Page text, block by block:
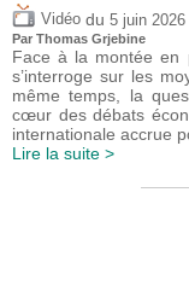
Vidéo du 5 juin 2026
Par Thomas Grjebine
Face à la montée en
s’interroge sur les
même temps, la
cœur des débats
internationale accrue
Lire la suite >